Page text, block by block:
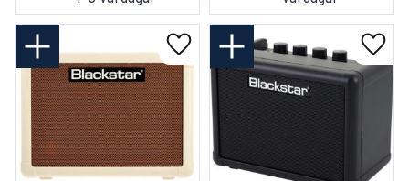
Lägg till i favoriter